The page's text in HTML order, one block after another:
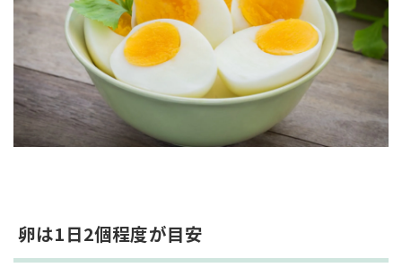
卵は1日2個程度が目安